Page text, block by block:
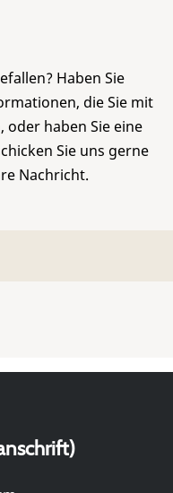
Haben Sie
die Sie mit
haben Sie eine
Sie uns gerne
Nachricht.